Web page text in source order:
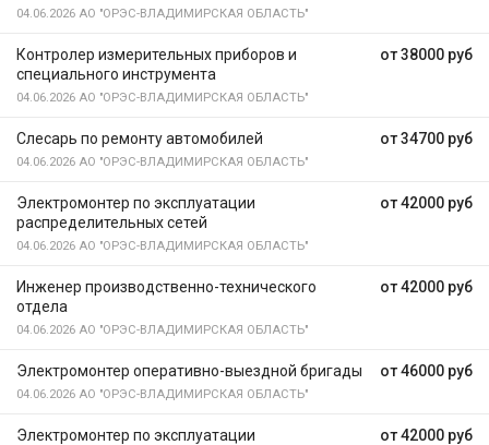
04.06.2026 АО "ОРЭС-ВЛАДИМИРСКАЯ ОБЛАСТЬ"
от 38000 руб
Контролер измерительных приборов и
специального инструмента
04.06.2026 АО "ОРЭС-ВЛАДИМИРСКАЯ ОБЛАСТЬ"
от 34700 руб
Слесарь по ремонту автомобилей
04.06.2026 АО "ОРЭС-ВЛАДИМИРСКАЯ ОБЛАСТЬ"
от 42000 руб
Электромонтер по эксплуатации
распределительных сетей
04.06.2026 АО "ОРЭС-ВЛАДИМИРСКАЯ ОБЛАСТЬ"
от 42000 руб
Инженер производственно-технического
отдела
04.06.2026 АО "ОРЭС-ВЛАДИМИРСКАЯ ОБЛАСТЬ"
от 46000 руб
Электромонтер оперативно-выездной бригады
04.06.2026 АО "ОРЭС-ВЛАДИМИРСКАЯ ОБЛАСТЬ"
от 42000 руб
Электромонтер по эксплуатации